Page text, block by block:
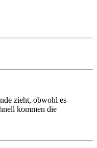
zieht, obwohl es
kommen die